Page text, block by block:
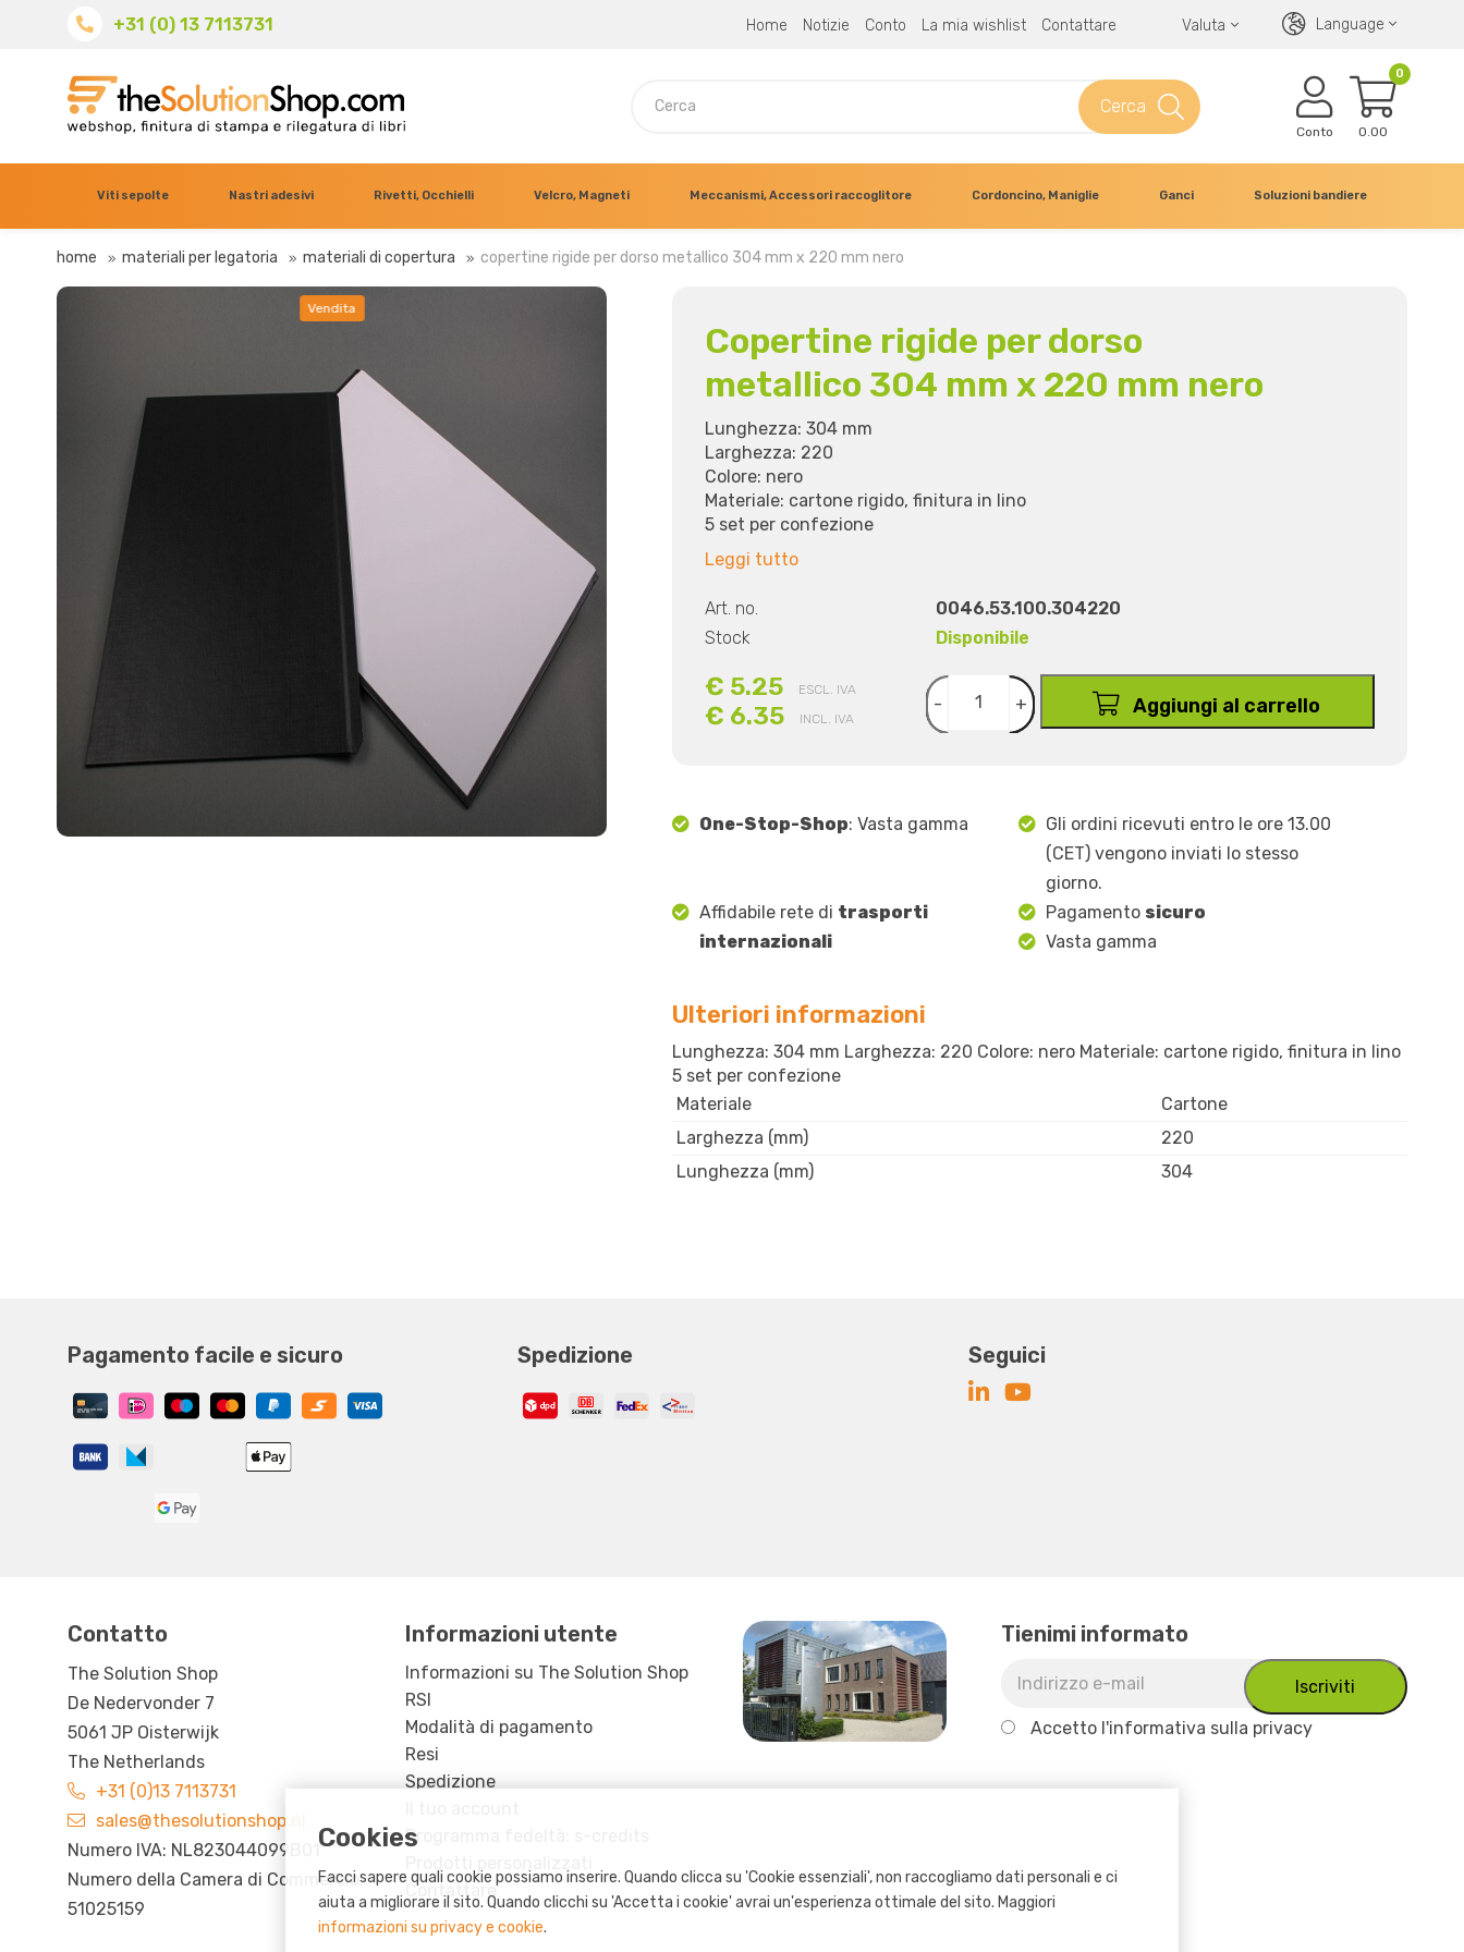
Cookies
Facci sapere quali cookie possiamo inserire. Quando clicca su 'Cookie essenziali', non raccogliamo dati personali e ci
aiuta a migliorare il sito. Quando clicchi su 'Accetta i cookie' avrai un'esperienza ottimale del sito. Maggiori
informazioni su privacy e cookie.
+31 (0) 13 7113731 Language
Valuta
Home Notizie Conto La mia wishlist Contattare
Cerca
0
0.00
Conto
Viti sepolte Nastri adesivi Rivetti, Occhielli Velcro, Magneti Meccanismi, Accessori raccoglitore Cordoncino, Maniglie Ganci Soluzioni bandiere
home materiali per legatoria materiali di copertura copertine rigide per dorso metallico 304 mm x 220 mm nero
Vendita
Copertine rigide per dorso
metallico 304 mm x 220 mm nero
Lunghezza: 304 mm
Larghezza: 220
Colore: nero
Materiale: cartone rigido, finitura in lino
5 set per confezione
Leggi tutto
Art. no.
0046.53.100.304220
Stock
Disponibile
€ 5.25 ESCL. IVA
€ 6.35 INCL. IVA
- + Aggiungi al carrello
One-Stop-Shop: Vasta gamma
Gli ordini ricevuti entro le ore 13.00
(CET) vengono inviati lo stesso
giorno.
Affidabile rete di trasporti
internazionali
Pagamento sicuro
Vasta gamma
Ulteriori informazioni
Lunghezza: 304 mm Larghezza: 220 Colore: nero Materiale: cartone rigido, finitura in lino
5 set per confezione
Materiale
Cartone
Larghezza (mm)
220
Lunghezza (mm)
304
Pagamento facile e sicuro Spedizione Seguici
Contatto
The Solution Shop
De Nedervonder 7
5061 JP Oisterwijk
The Netherlands
+31 (0)13 7113731
sales@thesolutionshop.nl
Numero IVA: NL823044099B01
Numero della Camera di Commercio:
51025159
Informazioni utente
Informazioni su The Solution Shop
RSI
Modalità di pagamento
Resi
Spedizione
Programma fedeltà: s-credits
Contattare
Tienimi informato
Accetto l'informativa sulla privacy